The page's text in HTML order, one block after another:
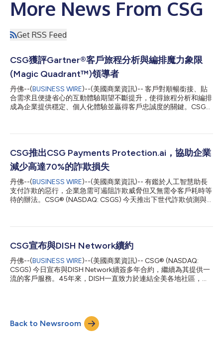
More News From CSG
Get RSS Feed
CSG獲評Gartner®客戶旅程分析與編排魔力象限
(Magic Quadrant™)領導者
丹佛--(BUSINESS WIRE)--(美國商業資訊)-- 客戶對順暢銜接、貼
合需求且便捷省心的互動體驗期望不斷提升，使得旅程分析和編排
成為企業提供穩定、個人化體驗並贏得客戶忠誠度的關鍵。CSG®
魔力象限(Magic Quadrant™)的領導者。本次評估綜合考量了企業
示：「僅僅瞭解客戶是不夠的——企業必須依據這些認知即時採
取行動，並證明每一次客戶互動的價值。這需要一套統一的系統，
將即時資料轉化為清晰的決策、可衡量的成果和客戶可信賴的體
驗。CSG能夠被評為首次發表的Gartner客戶旅程分析與編排魔力
象限的領導者，我深感驕傲。我們的Xponent平台將即時資料轉化
為行動，讓品牌能夠在關鍵時刻與客戶建立信任。」 CSG
Xponent旨在彌合客戶期望與企業執行之間的差距，協助品牌在關
CSG推出CSG Payments Protection.ai，協助企業
減少高達70%的詐欺損失
丹佛--(BUSINESS WIRE)--(美國商業資訊)-- 有鑑於人工智慧助長
支付詐欺的惡行，企業急需可遏阻詐欺威脅但又無需令客戶耗時等
待的辦法。CSG® (NASDAQ: CSGS) 今天推出下世代詐欺偵測與
動監測數位交易，幫助企業減少50–70%的詐欺損失，同時大幅降
再是偶然出現的情形，」CSG支付執行副總裁兼總裁Saurabh
小都無法免於詐欺的威脅。這個現象敦促我們正視提供一套可不斷
學習的人工智慧解決方案之必要，幫助企業趕在日趨高明的威脅之
前做好防範。CSG Payments Protection.ai的推出為客戶提供智慧
CSG宣布與DISH Network續約
丹佛--(BUSINESS WIRE)--(美國商業資訊)-- CSG® (NASDAQ:
CSGS) 今日宣布與DISH Network續簽多年合約，繼續為其提供一
流的客戶服務。45年來，DISH一直致力於連結全美各地社區，從
示：「CSG在DISH服務客戶方面發揮了至關重要的作用，與CSG
的繼續合作將為我們提供所需的靈活性和速度，從而為客戶帶來他
們值得擁有的卓越體驗。」 30年來，DISH一直信賴CSG為數百萬
Back to Newsroom